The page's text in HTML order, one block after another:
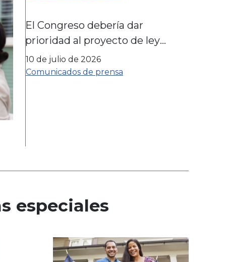
en favor de la comunidad
hispana
El Congreso debería dar
prioridad al proyecto de ley
sobre la integridad de
Medicaid
10 de julio de 2026
Comunicados de prensa
especiales